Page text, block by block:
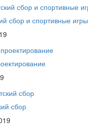
сбор и спортивные игры
сбор